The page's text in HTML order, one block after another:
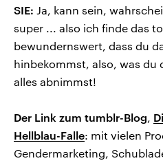
SIE: Ja, kann sein,
super ... also ich finde das
bewundernswert, dass du
hinbekommst, also, was du
alles abnimmst!
Der Link zum tumblr-Blog,
Hellblau-Falle: mit vielen
Gendermarketing,